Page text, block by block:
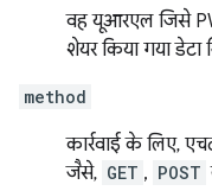
वह यूआरएल जिसे
शेयर किया गया डेटा
method
कार्रवाई के लिए,
जैसे, GET , POST